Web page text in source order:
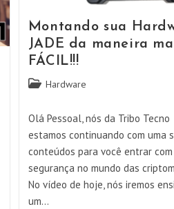
Montando sua
JADE da maneira
FÁCIL!!!
Categoria
post:
Hardware
Olá Pessoal, nós da Tribo Tecno
estamos continuando com uma
conteúdos para você entrar com
segurança no mundo das
No vídeo de hoje, nós iremos
um…